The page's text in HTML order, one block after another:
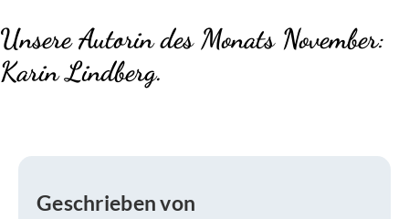
Unsere Autorin des Monats November:
Karin Lindberg.
Geschrieben von